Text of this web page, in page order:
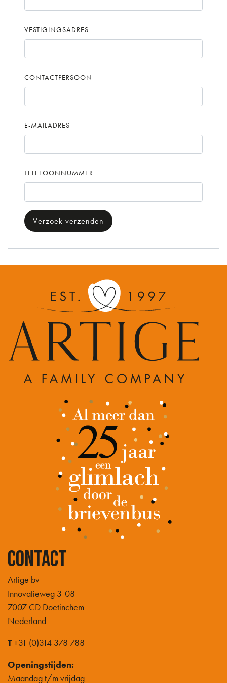
VESTIGINGSADRES
CONTACTPERSOON
E-MAILADRES
TELEFOONNUMMER
Contact
Artige bv
Innovatieweg 3-08
7007 CD Doetinchem
Nederland
T+31 (0)314 378 788
Openingstijden:
Maandag t/m vrijdag